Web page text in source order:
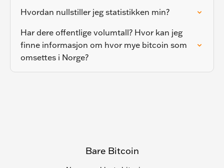
Hvordan nullstiller jeg statistikken min?
Har dere offentlige volumtall? Hvor kan jeg
finne informasjon om hvor mye bitcoin som
omsettes i Norge?
Bare Bitcoin